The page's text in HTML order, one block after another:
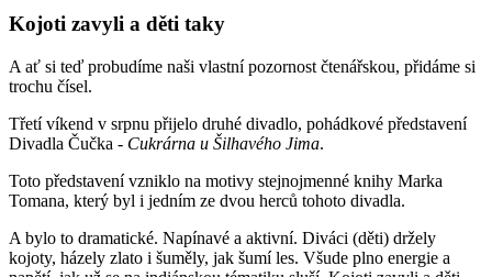
Kojoti zavyli a děti taky
A ať si teď probudíme naši vlastní pozornost čtenářskou, přidáme si
trochu čísel.
Třetí víkend v srpnu přijelo druhé divadlo, pohádkové představení
Divadla Čučka - Cukrárna u Šilhavého Jima.
Toto představení vzniklo na motivy stejnojmenné knihy Marka
Tomana, který byl i jedním ze dvou herců tohoto divadla.
A bylo to dramatické. Napínavé a aktivní. Diváci (děti) držely
kojoty, házely zlato i šuměly, jak šumí les. Všude plno energie a